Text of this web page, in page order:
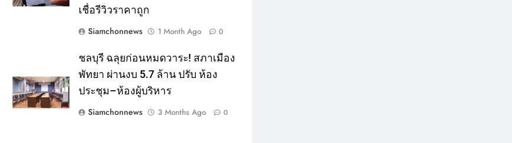
เชื่อรีวิวราคาถูก
Siamchonnews
1 Month Ago 0
ชลบุรี ฉลุยก่อนหมดวาระ! สภาเมือง
พัทยา ผ่านงบ 5.7 ล้าน ปรับ ห้อง
ประชุม–ห้องผู้บริหาร
Siamchonnews
3 Months Ago 0